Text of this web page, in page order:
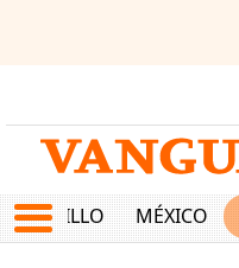
SALTILLO MÉXICO